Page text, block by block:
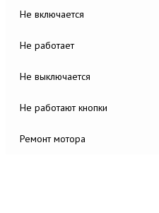
Не включается
Не работает
Не выключается
Не работают кнопки
Ремонт мотора